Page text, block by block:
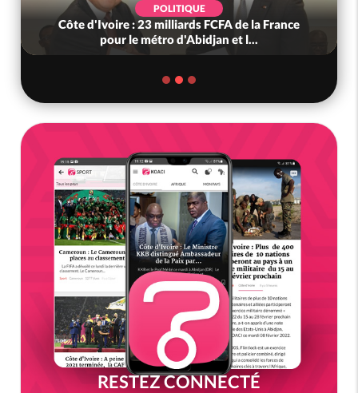
POLITIQUE
Côte d'Ivoire : 23 milliards FCFA de la France
pour le métro d'Abidjan et l...
RESTEZ CONNECTÉ